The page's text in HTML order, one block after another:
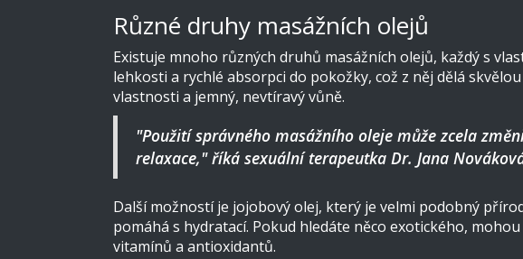
Různé druhy masážních olejů
Existuje mnoho různých druhů masážních olejů, každý s
lehkosti a rychlé absorpci do pokožky, což z něj dělá
vlastnosti a jemný, nevtíravý vůně.
"Použití správného masážního oleje může zcela
relaxace," říká sexuální terapeutka Dr. Jana
Další možností je jojobový olej, který je velmi podobný
pomáhá s hydratací. Pokud hledáte něco exotického,
vitamínů a antioxidantů.